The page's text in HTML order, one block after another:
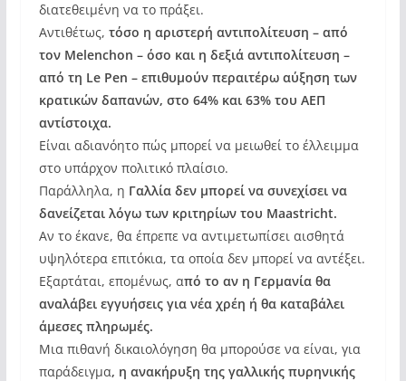
διατεθειμένη να το πράξει.
Αντιθέτως, τόσο η αριστερή αντιπολίτευση – από
τον Melenchon – όσο και η δεξιά αντιπολίτευση –
από τη Le Pen – επιθυμούν περαιτέρω αύξηση των
κρατικών δαπανών, στο 64% και 63% του ΑΕΠ
αντίστοιχα.
Είναι αδιανόητο πώς μπορεί να μειωθεί το έλλειμμα
στο υπάρχον πολιτικό πλαίσιο.
Παράλληλα, η Γαλλία δεν μπορεί να συνεχίσει να
δανείζεται λόγω των κριτηρίων του Maastricht.
Αν το έκανε, θα έπρεπε να αντιμετωπίσει αισθητά
υψηλότερα επιτόκια, τα οποία δεν μπορεί να αντέξει.
Εξαρτάται, επομένως, από το αν η Γερμανία θα
αναλάβει εγγυήσεις για νέα χρέη ή θα καταβάλει
άμεσες πληρωμές.
Μια πιθανή δικαιολόγηση θα μπορούσε να είναι, για
παράδειγμα, η ανακήρυξη της γαλλικής πυρηνικής